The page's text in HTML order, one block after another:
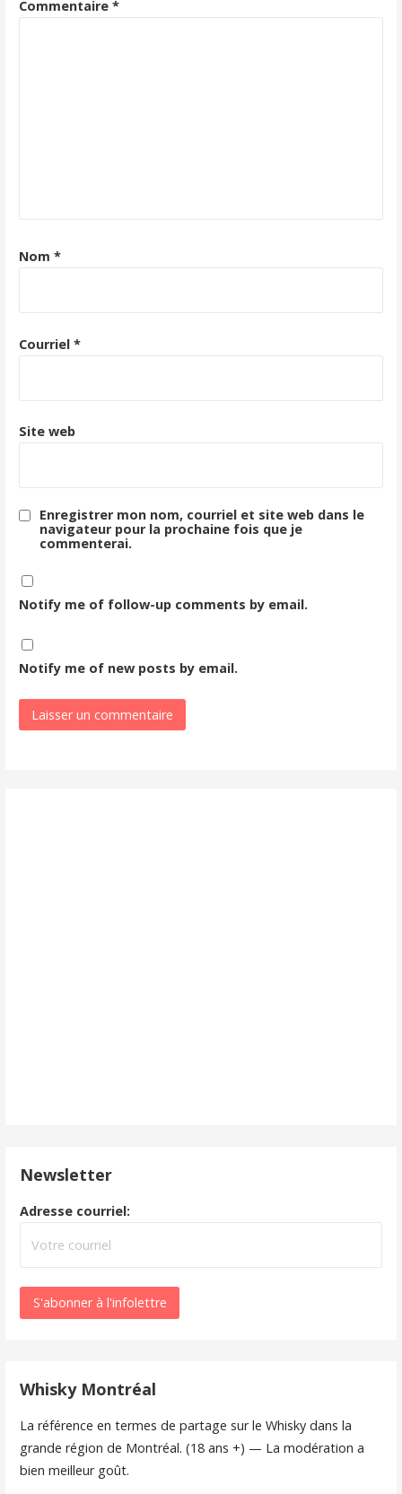
Commentaire *
Nom *
Courriel *
Site web
Enregistrer mon nom, courriel et site web dans le
navigateur pour la prochaine fois que je
commenterai.
Notify me of follow-up comments by email.
Notify me of new posts by email.
Newsletter
Adresse courriel:
Whisky Montréal
La référence en termes de partage sur le Whisky dans la
grande région de Montréal. (18 ans +) — La modération a
bien meilleur goût.